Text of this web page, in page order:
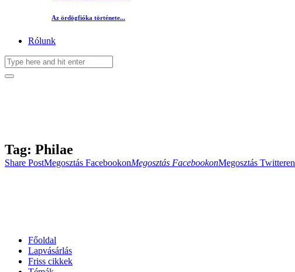
Az ördögfióka története...
Rólunk
Tag: Philae
Share PostMegosztás FacebookonMegosztás FacebookonMegosztás Twitteren
Főoldal
Lapvásárlás
Friss cikkek